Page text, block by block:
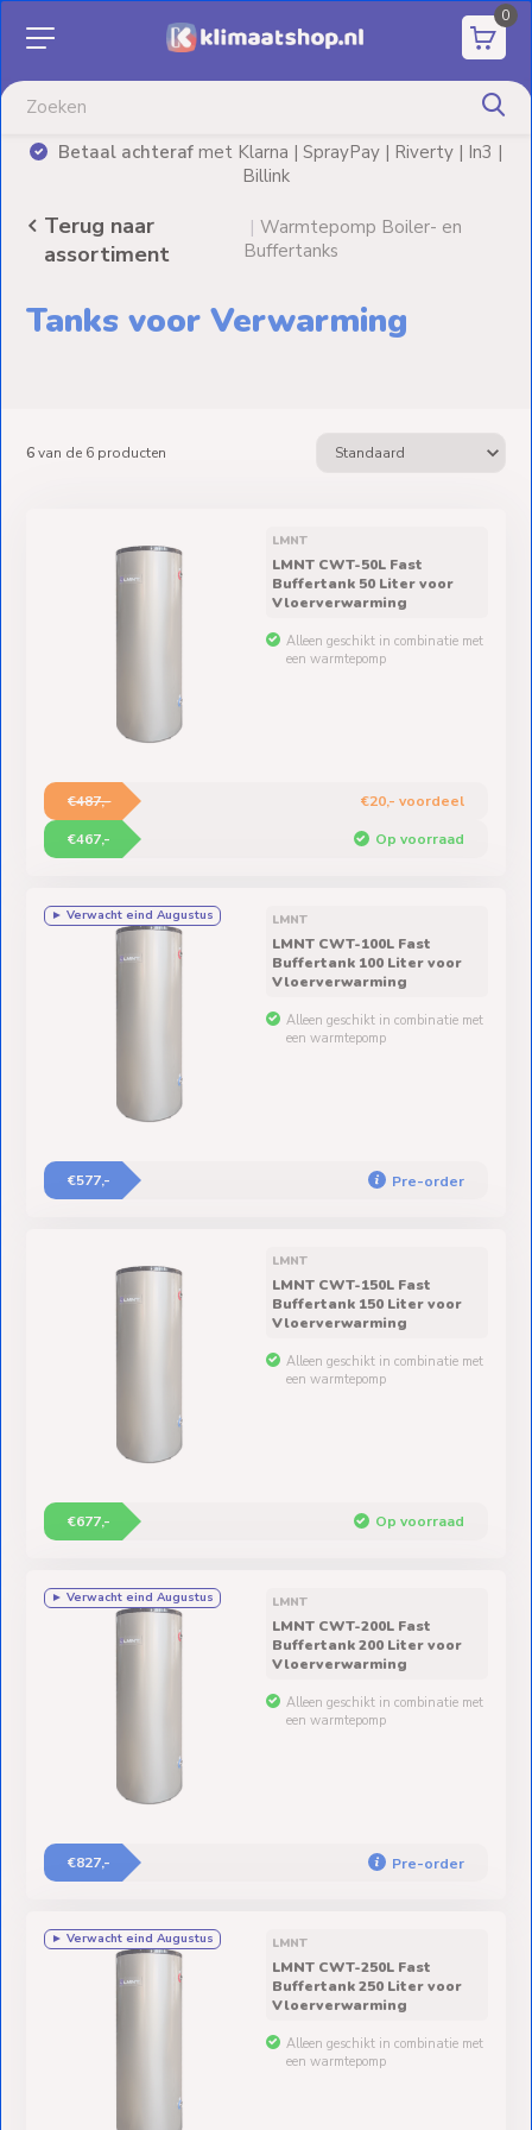
0
| SprayPay | Riverty | In3 |
Advies nodig? Neem
Aanbiedingen
verwarming
Warmtepompen
Elektrische
Ventilators
Weekendleveringen
Klantenservice
Contact
Terug naar
assortiment
| Warmtepomp Boiler- en
Buffertanks
Tanks voor Verwarming
6van de 6 producten
LMNT
LMNT CWT-50L Fast
Buffertank 50 Liter voor
Vloerverwarming
Alleen geschikt in combinatie met
een warmtepomp
€487,-
€20,- voordeel
€467,-
Op voorraad
► Verwacht eind Augustus LMNT
LMNT CWT-100L Fast
Buffertank 100 Liter voor
Vloerverwarming
Alleen geschikt in combinatie met
een warmtepomp
€577,- Pre-order
LMNT
LMNT CWT-150L Fast
Buffertank 150 Liter voor
Vloerverwarming
Alleen geschikt in combinatie met
een warmtepomp
€677,- Op voorraad
► Verwacht eind Augustus LMNT
LMNT CWT-200L Fast
Buffertank 200 Liter voor
Vloerverwarming
Alleen geschikt in combinatie met
een warmtepomp
€827,- Pre-order
► Verwacht eind Augustus LMNT
LMNT CWT-250L Fast
Buffertank 250 Liter voor
Vloerverwarming
Alleen geschikt in combinatie met
een warmtepomp